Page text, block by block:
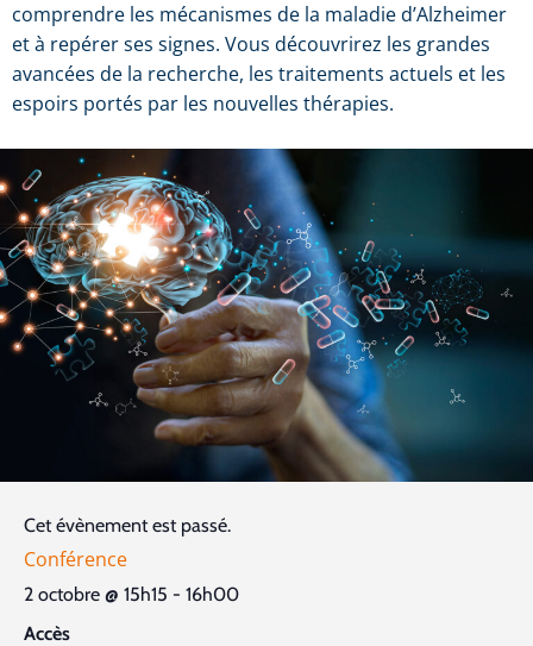
comprendre les mécanismes de la maladie d’Alzheimer
et à repérer ses signes. Vous découvrirez les grandes
avancées de la recherche, les traitements actuels et les
espoirs portés par les nouvelles thérapies.
Cet évènement est passé.
Conférence
2 octobre @ 15h15 - 16h00
Accès